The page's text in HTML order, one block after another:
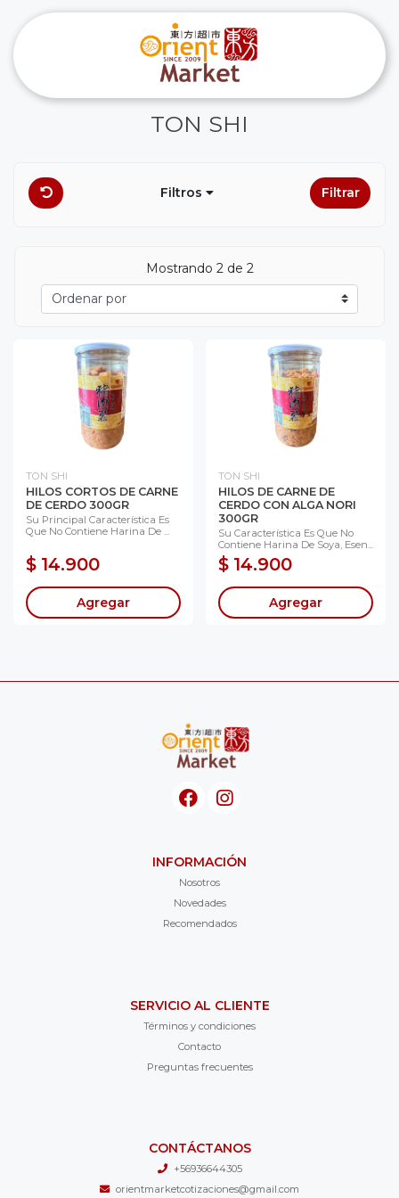
TON SHI
Filtros Filtrar
Mostrando 2 de 2
TON SHI
HILOS CORTOS DE CARNE
DE CERDO 300GR
Su Principal Característica Es
Que No Contiene Harina De ...
$ 14.900
Agregar
TON SHI
HILOS DE CARNE DE
CERDO CON ALGA NORI
300GR
Su Característica Es Que No
Contiene Harina De Soya, Esen...
$ 14.900
Agregar
INFORMACIÓN
Nosotros
Novedades
Recomendados
SERVICIO AL CLIENTE
Términos y condiciones
Contacto
Preguntas frecuentes
CONTÁCTANOS
+56936644305
orientmarketcotizaciones@gmail.com